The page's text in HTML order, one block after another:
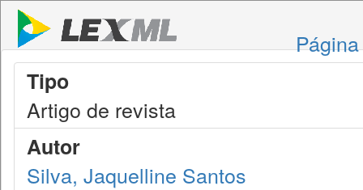
Tipo
Artigo de revista
Autor
Silva, Jaquelline Santos